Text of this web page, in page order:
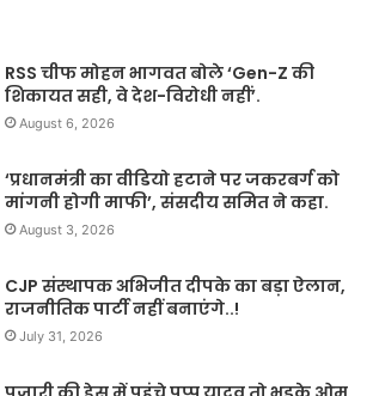
RSS चीफ मोहन भागवत बोले ‘Gen-Z की
शिकायत सही, वे देश-विरोधी नहीं’.
August 6, 2026
‘प्रधानमंत्री का वीडियो हटाने पर जकरबर्ग को
मांगनी होगी माफी’, संसदीय समित ने कहा.
August 3, 2026
CJP संस्थापक अभिजीत दीपके का बड़ा ऐलान,
राजनीतिक पार्टी नहीं बनाएंगे..!
July 31, 2026